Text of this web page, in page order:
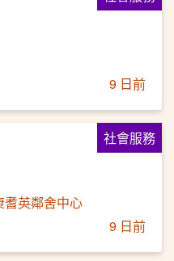
9 日前
社會服務
耆英鄰舍中心
9 日前